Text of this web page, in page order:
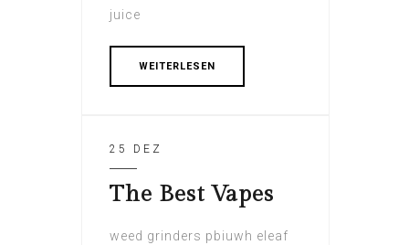
juice
WEITERLESEN
25 DEZ
The Best Vapes
weed grinders pbiuwh eleaf